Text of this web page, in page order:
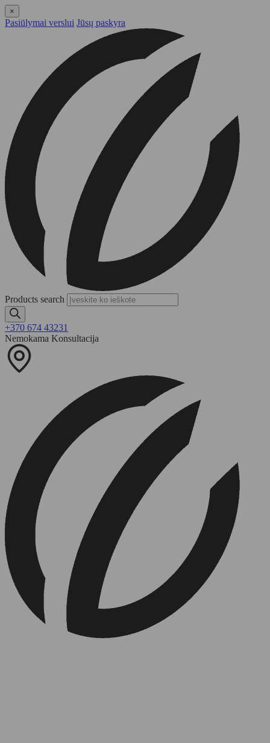
×
Pasiūlymai verslui Jūsų paskyra
Products search
+370 674 43231
Nemokama Konsultacija